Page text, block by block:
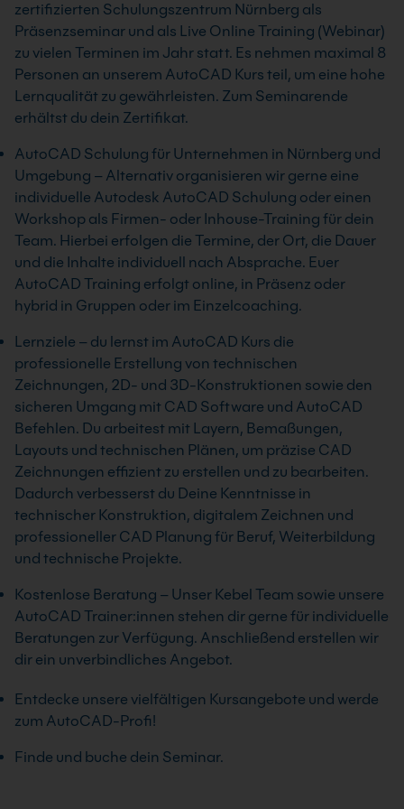
zertifizierten Schulungszentrum Nürnberg als
Präsenzseminar und als Live Online Training (Webinar)
zu vielen Terminen im Jahr statt. Es nehmen maximal 8
Personen an unserem AutoCAD Kurs teil, um eine hohe
Lernqualität zu gewährleisten. Zum Seminarende
erhältst du dein Zertifikat.
AutoCAD Schulung für Unternehmen in Nürnberg und
Umgebung – Alternativ organisieren wir gerne eine
individuelle Autodesk AutoCAD Schulung oder einen
Workshop als Firmen- oder Inhouse-Training für dein
Team. Hierbei erfolgen die Termine, der Ort, die Dauer
und die Inhalte individuell nach Absprache. Euer
AutoCAD Training erfolgt online, in Präsenz oder
hybrid in Gruppen oder im Einzelcoaching.
Lernziele – du lernst im AutoCAD Kurs die
professionelle Erstellung von technischen
Zeichnungen, 2D- und 3D-Konstruktionen sowie den
sicheren Umgang mit CAD Software und AutoCAD
Befehlen. Du arbeitest mit Layern, Bemaßungen,
Layouts und technischen Plänen, um präzise CAD
Zeichnungen effizient zu erstellen und zu bearbeiten.
Dadurch verbesserst du Deine Kenntnisse in
technischer Konstruktion, digitalem Zeichnen und
professioneller CAD Planung für Beruf, Weiterbildung
und technische Projekte.
Kostenlose Beratung – Unser Kebel Team sowie unsere
AutoCAD Trainer:innen stehen dir gerne für individuelle
Beratungen zur Verfügung. Anschließend erstellen wir
dir ein unverbindliches Angebot.
Entdecke unsere vielfältigen Kursangebote und werde
zum AutoCAD-Profi!
Finde und buche dein Seminar.